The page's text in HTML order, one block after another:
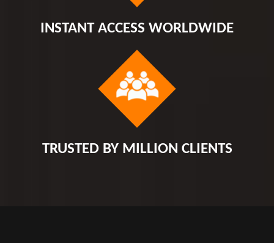
INSTANT ACCESS WORLDWIDE
TRUSTED BY MILLION CLIENTS